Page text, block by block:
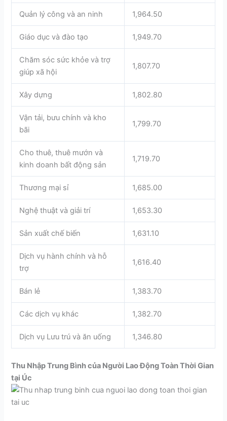
Quản lý công và an ninh 1,964.50
Giáo dục và đào tạo 1,949.70
Chăm sóc sức khỏe và trợ
giúp xã hội
1,807.70
Xây dựng 1,802.80
Vận tải, bưu chính và kho
bãi
1,799.70
Cho thuê, thuê mướn và
kinh doanh bất động sản
1,719.70
Thương mại sỉ 1,685.00
Nghệ thuật và giải trí 1,653.30
Sản xuất chế biến 1,631.10
Dịch vụ hành chính và hỗ
trợ
1,616.40
Bán lẻ 1,383.70
Các dịch vụ khác 1,382.70
Dịch vụ Lưu trú và ăn uống 1,346.80
Thu Nhập Trung Bình của Người Lao Động Toàn Thời Gian
tại Úc